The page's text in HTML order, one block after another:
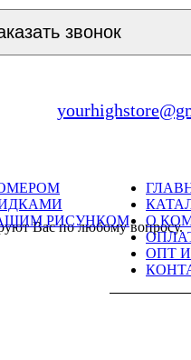
звонок
О
ОПТ
РИСУНКОМ
Вас по любому вопросу.